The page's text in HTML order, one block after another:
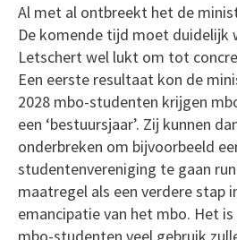
Al met al ontbreekt het de
De komende tijd moet duidelijk
Letschert wel lukt om tot
Een eerste resultaat kon de
2028 mbo-studenten krijgen
een ‘bestuursjaar’. Zij kunnen
onderbreken om bijvoorbeeld
studentenvereniging te gaan
maatregel als een verdere stap
emancipatie van het mbo. Het
mbo-studenten veel gebruik